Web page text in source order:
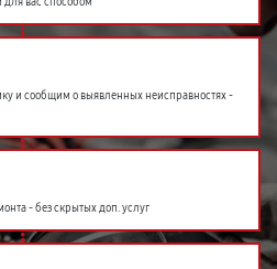
и сообщим о выявленных неисправностях -
- без скрытых доп. услуг